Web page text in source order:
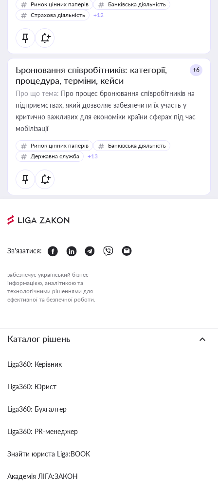
Ринок цінних паперів
Банківська діяльність
Страхова діяльність
+12
Бронювання співробітників: категорії,
процедура, терміни, кейси
+6
Про що тема: Про процес бронювання співробітників на
підприємствах, який дозволяє забезпечити їх участь у
критично важливих для економіки країни сферах під час
мобілізації
Ринок цінних паперів
Банківська діяльність
Державна служба
+13
Зв'язатися:
забезпечує український бізнес
інформацією, аналітикою та
технологічними рішеннями для
ефективної та безпечної роботи.
Каталог рішень
Liga360: Керівник
Liga360: Юрист
Liga360: Бухгалтер
Liga360: PR-менеджер
Знайти юриста Liga:BOOK
Академія ЛІГА:ЗАКОН